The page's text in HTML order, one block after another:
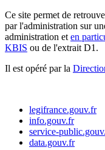
Ce site permet de
par l'administration sur
administration et en
KBIS ou de l'extrait D1.
Il est opéré par la
legifrance.gouv.fr
info.gouv.fr
service-
data.gouv.fr